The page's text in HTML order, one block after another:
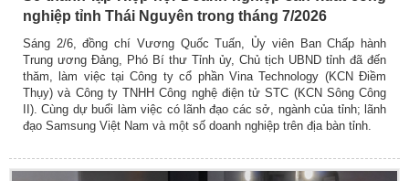
nghiệp tỉnh Thái Nguyên trong tháng 7/2026
Sáng 2/6, đồng chí Vương Quốc Tuấn, Ủy viên Ban Chấp hành
Trung ương Đảng, Phó Bí thư Tỉnh ủy, Chủ tịch UBND tỉnh đã đến
thăm, làm việc tại Công ty cổ phần Vina Technology (KCN Điềm
Thụy) và Công ty TNHH Công nghệ điện tử STC (KCN Sông Công
II). Cùng dự buổi làm việc có lãnh đạo các sở, ngành của tỉnh; lãnh
đạo Samsung Việt Nam và một số doanh nghiệp trên địa bàn tỉnh.